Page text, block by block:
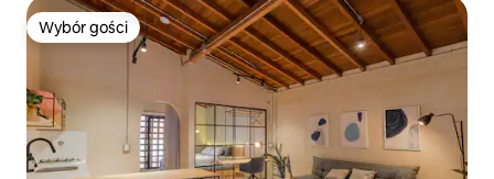
Wybór gości
Wybór gości